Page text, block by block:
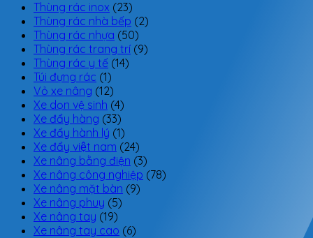
Thùng rác inox (23)
Thùng rác nhà bếp (2)
Thùng rác nhựa (50)
Thùng rác trang trí (9)
Thùng rác y tế (14)
Túi đựng rác (1)
Vỏ xe nâng (12)
Xe dọn vệ sinh (4)
Xe đẩy hàng (33)
Xe đẩy hành lý (1)
Xe đẩy việt nam (24)
Xe nâng bằng điện (3)
Xe nâng công nghiệp (78)
Xe nâng mặt bàn (9)
Xe nâng phuy (5)
Xe nâng tay (19)
Xe nâng tay cao (6)